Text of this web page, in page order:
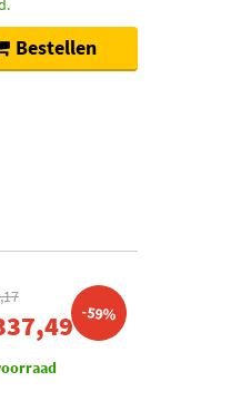
Bestellen
-59%